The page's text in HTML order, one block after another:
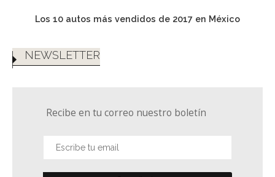
Los 10 autos más vendidos de 2017 en México
NEWSLETTER
Recibe en tu correo nuestro boletín